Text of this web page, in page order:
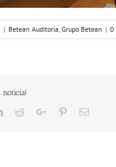
| Betean Auditoría ,Grupo Betean | 0
noticia!
LinkedIn
RedditGoogle+PinterestEmail